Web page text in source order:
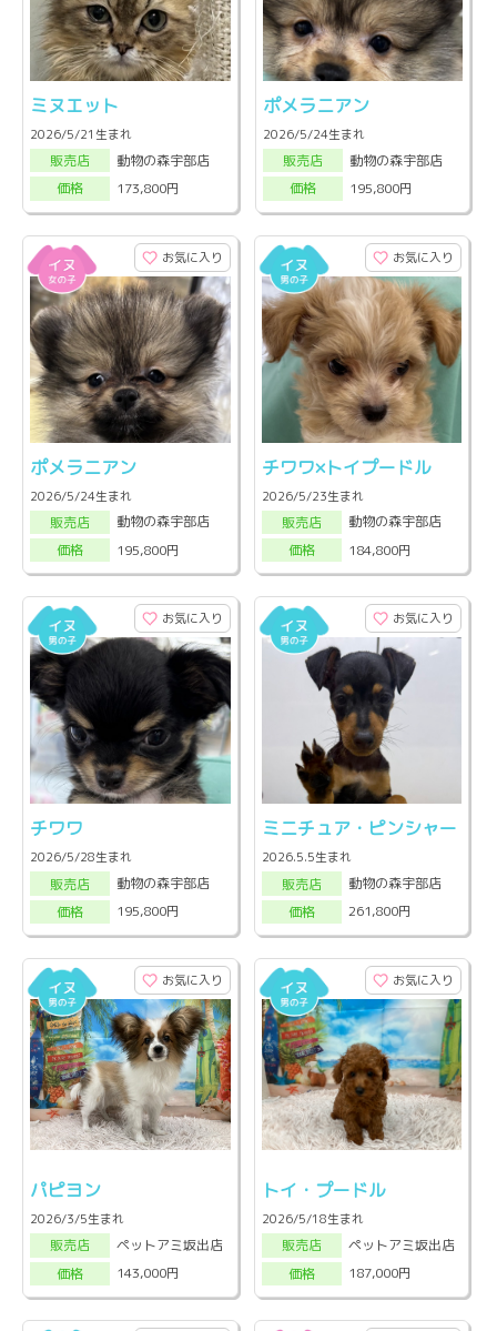
ミヌエット
2026/5/21生まれ
販売店
動物の森宇部店
価格
173,800円
ポメラニアン
2026/5/24生まれ
販売店
動物の森宇部店
価格
195,800円
お気に入り
ポメラニアン
2026/5/24生まれ
販売店
動物の森宇部店
価格
195,800円
お気に入り
チワワ×トイプードル
2026/5/23生まれ
販売店
動物の森宇部店
価格
184,800円
お気に入り
チワワ
2026/5/28生まれ
販売店
動物の森宇部店
価格
195,800円
お気に入り
ミニチュア・ピンシャー
2026.5.5生まれ
販売店
動物の森宇部店
価格
261,800円
お気に入り
パピヨン
2026/3/5生まれ
販売店
ペットアミ坂出店
価格
143,000円
お気に入り
トイ・プードル
2026/5/18生まれ
販売店
ペットアミ坂出店
価格
187,000円